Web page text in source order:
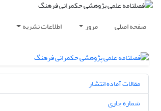
صفحه اصلی مرور اطلاعات نشریه
مقالات آماده انتشار
شماره جاری